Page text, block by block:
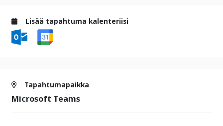
Lisää tapahtuma kalenteriisi
Tapahtumapaikka
Microsoft Teams